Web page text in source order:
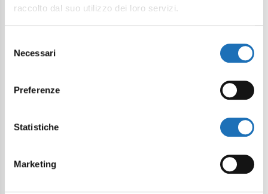
raccolto dal suo utilizzo dei loro servizi.
delNecessari
Preferenze
Statistiche
Marketing